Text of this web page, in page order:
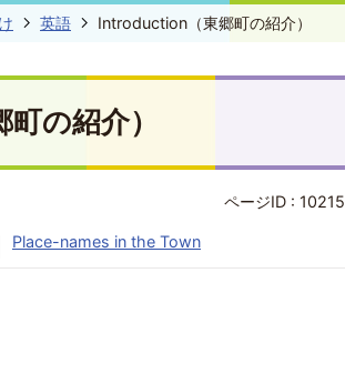
英語 Introduction（東郷町の紹介）
の紹介）
ページID : 10215
Place-names in the Town